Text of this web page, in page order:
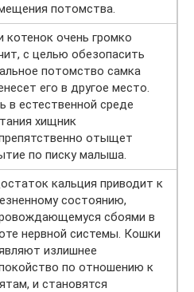
потомства.
котенок очень громко
с целью обезопасить
потомство самка
его в другое место.
в естественной среде
хищник
отыщет
по писку малыша.
кальция приводит к
состоянию,
сбоями в
нервной системы. Кошки
излишнее
по отношению к
и становятся